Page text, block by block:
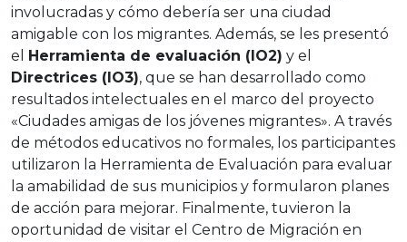
involucradas y cómo debería ser una ciudad
amigable con los migrantes. Además, se les presentó
el Herramienta de evaluación (IO2) y el
Directrices (IO3), que se han desarrollado como
resultados intelectuales en el marco del proyecto
«Ciudades amigas de los jóvenes migrantes». A través
de métodos educativos no formales, los participantes
utilizaron la Herramienta de Evaluación para evaluar
la amabilidad de sus municipios y formularon planes
de acción para mejorar. Finalmente, tuvieron la
oportunidad de visitar el Centro de Migración en